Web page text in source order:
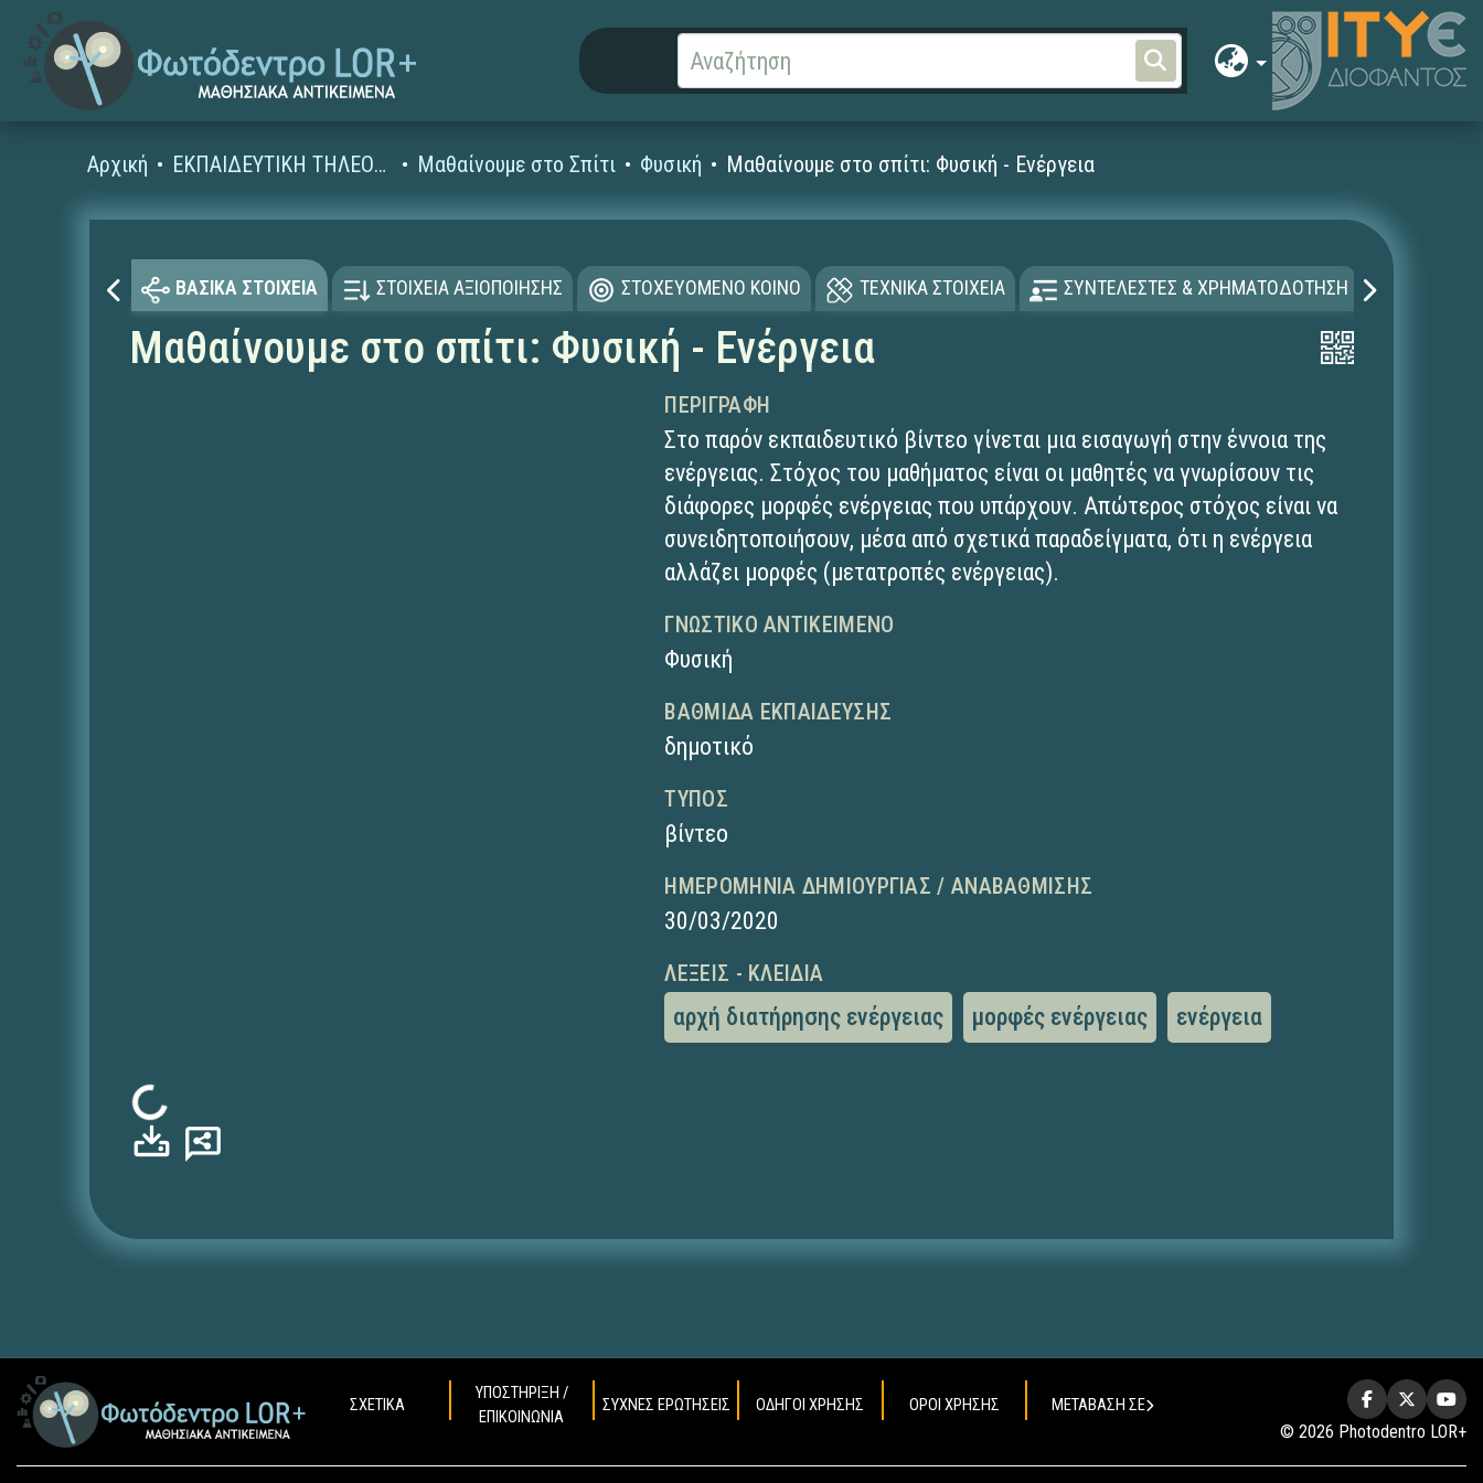
Αρχική ΕΚΠΑΙΔΕΥΤΙΚΗ ΤΗΛΕΟΡΑΣΗ (Ταινίες και βίντεο) Μαθαίνουμε στο Σπίτι Φυσική Μαθαίνουμε στο σπίτι: Φυσική - Ενέργεια
ΒΑΣΙΚΑ ΣΤΟΙΧΕΙΑ ΣΤΟΙΧΕΙΑ ΑΞΙΟΠΟΙΗΣΗΣ ΣΤΟΧΕΥΟΜΕΝΟ ΚΟΙΝΟ ΤΕΧΝΙΚΑ ΣΤΟΙΧΕΙΑ ΣΥΝΤΕΛΕΣΤΕΣ & ΧΡΗΜΑΤΟΔΟΤΗΣΗ
Μαθαίνουμε στο σπίτι: Φυσική - Ενέργεια
Φόρτωση...
ΠΕΡΙΓΡΑΦΉ
Στο παρόν εκπαιδευτικό βίντεο γίνεται μια εισαγωγή στην έννοια της
ενέργειας. Στόχος του μαθήματος είναι οι μαθητές να γνωρίσουν τις
διάφορες μορφές ενέργειας που υπάρχουν. Απώτερος στόχος είναι να
συνειδητοποιήσουν, μέσα από σχετικά παραδείγματα, ότι η ενέργεια
αλλάζει μορφές (μετατροπές ενέργειας).
ΓΝΩΣΤΙΚΌ ΑΝΤΙΚΕΊΜΕΝΟ
Φυσική
ΒΑΘΜΊΔΑ ΕΚΠΑΊΔΕΥΣΗΣ
δημοτικό
ΤΎΠΟΣ
βίντεο
ΗΜΕΡΟΜΗΝΊΑ ΔΗΜΙΟΥΡΓΊΑΣ / ΑΝΑΒΆΘΜΙΣΗΣ
30/03/2020
ΛΈΞΕΙΣ - ΚΛΕΙΔΙΆ
αρχή διατήρησης ενέργειας μορφές ενέργειας ενέργεια
ΣΧΕΤΙΚΑ
ΥΠΟΣΤΗΡΙΞΗ /
ΕΠΙΚΟΙΝΩΝΙΑ
ΣΥΧΝΕΣ ΕΡΩΤΗΣΕΙΣ ΟΔΗΓΟΙ ΧΡΗΣΗΣ ΟΡΟΙ ΧΡΗΣΗΣ ΜΕΤΑΒΑΣΗ ΣΕ
© 2026 Photodentro LOR+